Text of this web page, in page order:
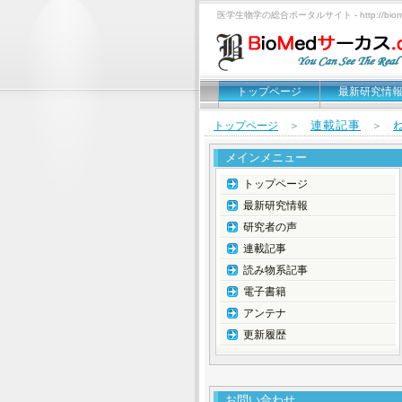
医学生物学の総合ポータルサイト - http://
トップページ 最新研究情報
トップページ ＞ 連載記事 ＞
メインメニュー
トップページ
最新研究情報
研究者の声
連載記事
読み物系記事
電子書籍
アンテナ
更新履歴